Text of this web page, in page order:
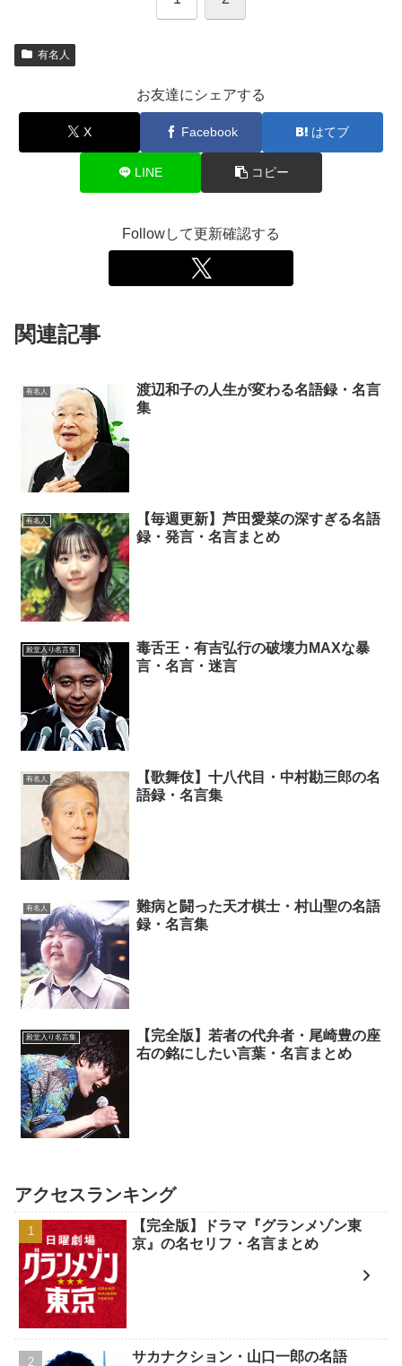
有名人
お友達にシェアする
X Facebook はてブ
LINE コピー
Followして更新確認する
関連記事
有名人
渡辺和子の人生が変わる名語録・名言
集
有名人
【毎週更新】芦田愛菜の深すぎる名語
録・発言・名言まとめ
殿堂入り名言集
毒舌王・有吉弘行の破壊力MAXな暴
言・名言・迷言
有名人
【歌舞伎】十八代目・中村勘三郎の名
語録・名言集
有名人
難病と闘った天才棋士・村山聖の名語
録・名言集
殿堂入り名言集
【完全版】若者の代弁者・尾崎豊の座
右の銘にしたい言葉・名言まとめ
アクセスランキング
【完全版】ドラマ『グランメゾン東
京』の名セリフ・名言まとめ
サカナクション・山口一郎の名語